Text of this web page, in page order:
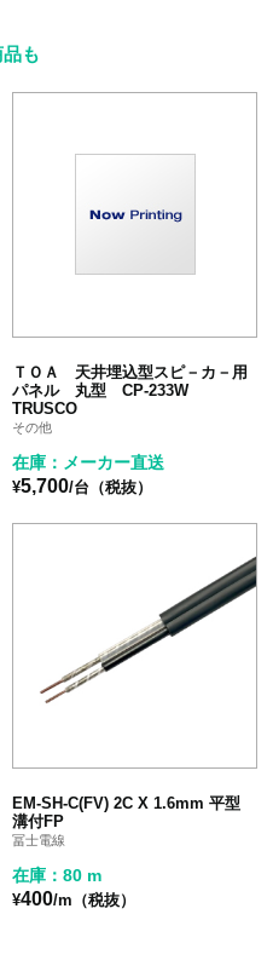
も
ＴＯＡ 天井埋込型スピ－カ－用
パネル 丸型 CP-233W
TRUSCO
その他
在庫：メーカー直送
¥5,700/台（税抜）
EM-SH-C(FV) 2C X 1.6mm 平型
溝付FP
冨士電線
在庫：80 m
¥400/m（税抜）